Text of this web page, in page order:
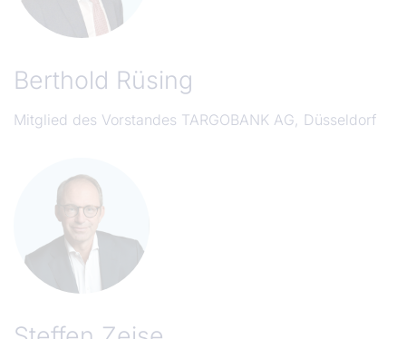
Berthold Rüsing
Mitglied des Vorstandes TARGOBANK AG, Düsseldorf